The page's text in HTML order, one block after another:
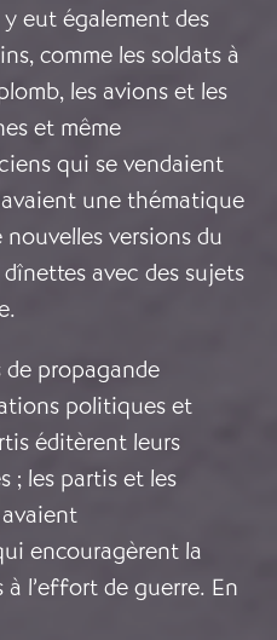
eut également des
comme les soldats à
les avions et les
et même
qui se vendaient
une thématique
versions du
dînettes avec des sujets
propagande
politiques et
éditèrent leurs
; les partis et les
encouragèrent la
l’effort de guerre. En